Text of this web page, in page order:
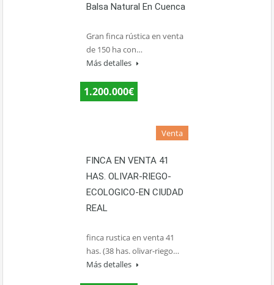
Balsa Natural En Cuenca
Gran finca rústica en venta
de 150 ha con…
Más detalles
1.200.000€
Venta
FINCA EN VENTA 41
HAS. OLIVAR-RIEGO-
ECOLOGICO-EN CIUDAD
REAL
finca rustica en venta 41
has. (38 has. olivar-riego…
Más detalles